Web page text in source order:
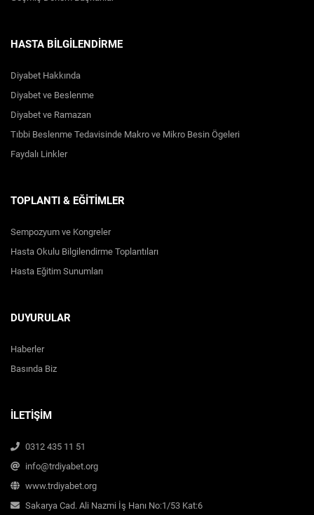
HASTA BİLGİLENDİRME
Diyabet Hakkında
Diyabet ve Beslenme
Diyabet ve Ramazan
Tıbbi Beslenme Tedavisinde Makro ve Mikro Besin Ögeleri
Faydalı Linkler
TOPLANTI & EĞİTİMLER
Sempozyum ve Kongreler
Hasta Okulu Bilgilendirme Toplantıları
Hasta Eğitim Sunumları
DUYURULAR
Haberler
Basında Biz
İLETİŞİM
0312 435 11 51
info@trdiyabet.org
www.trdiyabet.org
Sakarya Cad. Ali Nazmi İş Hanı No:1/53 Kat:6